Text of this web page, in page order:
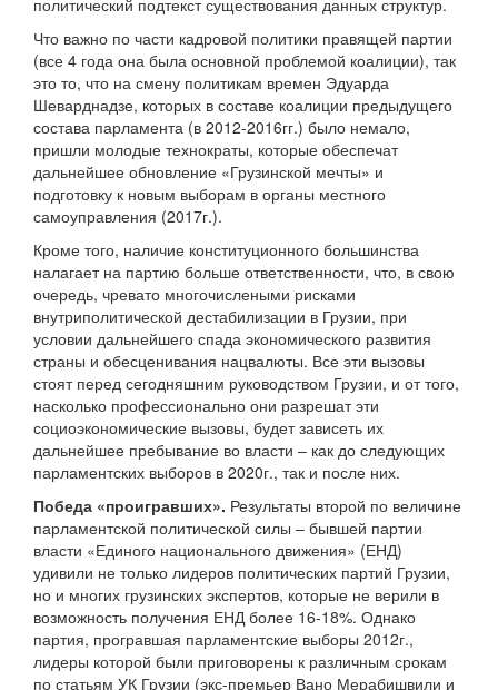
политический подтекст существования данных структур.
Что важно по части кадровой политики правящей партии
(все 4 года она была основной проблемой коалиции), так
это то, что на смену политикам времен Эдуарда
Шеварднадзе, которых в составе коалиции предыдущего
состава парламента (в 2012-2016гг.) было немало,
пришли молодые технократы, которые обеспечат
дальнейшее обновление «Грузинской мечты» и
подготовку к новым выборам в органы местного
самоуправления (2017г.).
Кроме того, наличие конституционного большинства
налагает на партию больше ответственности, что, в свою
очередь, чревато многочислеными рисками
внутриполитической дестабилизации в Грузии, при
условии дальнейшего спада экономического развития
страны и обесценивания нацвалюты. Все эти вызовы
стоят перед сегодняшним руководством Грузии, и от того,
насколько профессионально они разрешат эти
социоэкономические вызовы, будет зависеть их
дальнейшее пребывание во власти – как до следующих
парламентских выборов в 2020г., так и после них.
Победа «проигравших». Результаты второй по величине
парламентской политической силы – бывшей партии
власти «Единого национального движения» (ЕНД)
удивили не только лидеров политических партий Грузии,
но и многих грузинских экспертов, которые не верили в
возможность получения ЕНД более 16-18%. Однако
партия, програвшая парламентские выборы 2012г.,
лидеры которой были приговорены к различным срокам
по статьям УК Грузии (экс-премьер Вано Мерабишвили и